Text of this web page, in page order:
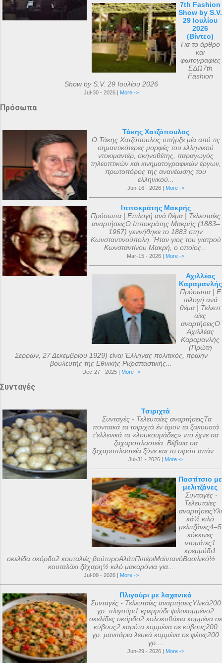
7th Fashion
Show by S.V.
29 Ιουλίου
2026
(Βίντεο)
Για το άρθρο
και
φωτογραφίες
ΕΔΩ7th
Fashion
Show by S.V. 29 Ιουλίου 2026
Jul-30 - 2026 | More ->
Πρόσωπα
Τάκης Χατζόπουλος
Ο Τάκης Χατζόπουλος υπήρξε μία από τις
σημαντικότερες μορφές του ελληνικού
ντοκιμαντέρ, σκηνοθέτης, παραγωγός
τηλεοπτικών και κινηματογραφικών έργων,
πρωτοπόρος της ανανέωσης του
ελληνικού...
Jun-16 - 2026 | More ->
Ιπποκράτης Μακρής
Πρόσωπα | Επιλογή ανά θέμα | Τελευταίες
αναρτήσειςΟ Ιπποκράτης Μακρής (1883–
1967) γεννήθηκε το 1883 στην
Κωνσταντινούπολη. Ήταν γιος του γιατρού
Κωνσταντίνου Μακρή, ο οποίος...
Mar-15 - 2026 | More ->
Αχιλλέας
Καραμανλής
Πρόσωπα | Ε
πιλογή ανά
θέμα | Τελευτ
αίες
αναρτήσειςΟ
Αχιλλέας
Καραμανλής
(Πρώτη
Σερρών, 27 Δεκεμβρίου 1929) είναι Έλληνας πολιτικός, πρώην
βουλευτής της Εθνικής Ριζοσπαστικής...
Dec-27 - 2025 | More ->
Συνταγές
Τσιριχτά
Συνταγές - Τελευταίες αναρτήσειςΤα
ποντιακά τα τσιριχτά έν άμον τα ξακουστά
τ'ελλενικά τα «λουκουμάδες» ντο έχνε σα
ζαχαροπλαστεία. Βέβαια σα
ζαχαροπλαστεία ξ̌ύνε και το σιρόπ απάν...
Jul-31 - 2026 | More ->
Παστίτσιο με
μελιτζάνες
Συνταγές -
Τελευταίες
αναρτήσειςΥλι
κά½ κιλό
μελιτζάνες4–5
κόκκινες
ντομάτες1
κρεμμύδι1
σκελίδα σκόρδο2 κουταλιές βούτυροΑλάτιΠιπέριΜαϊντανόΒασιλικό½
κουταλάκι ζάχαρη½ κιλό μακαρόνια για...
Jul-09 - 2026 | More ->
Πλιγούρι με λαχανικά
Συνταγές - Τελευταίες αναρτήσειςΥλικά200
γρ. πλιγούρι1 κρεμμύδι ψιλοκομμένο2
σκελίδες σκόρδο2 κολοκυθάκια κομμένα σε
κύβους2 καρότα κομμένα σε κύβους200
γρ. μανιτάρια λευκά κομμένα σε φέτες200
γρ....
Jun-29 - 2026 | More ->